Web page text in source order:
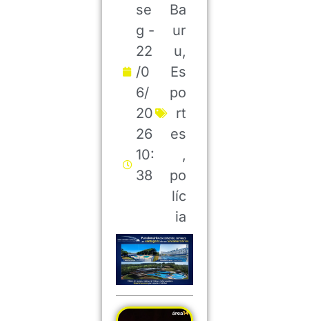
se
g -
22
/0
6/
20
26
10:
38
Ba
ur
u,
Es
po
rt
es
,
po
líc
ia